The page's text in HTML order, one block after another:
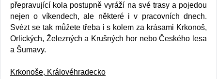
přepravující kola postupně vyráží na své trasy a pojedou
nejen o víkendech, ale některé i v pracovních dnech.
Svézt se tak můžete třeba i s kolem za krásami Krkonoš,
Orlických, Železných a Krušných hor nebo Českého lesa
a Šumavy.
Krkonoše, Královéhradecko